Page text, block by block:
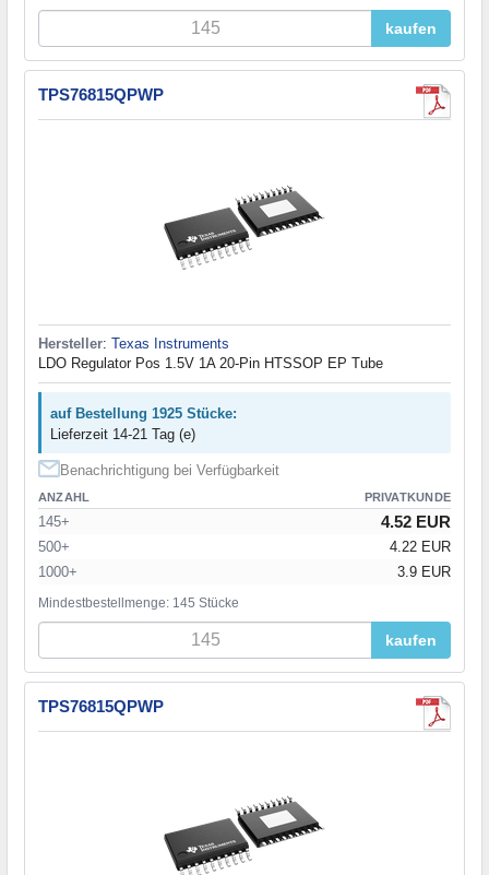
kaufen
TPS76815QPWP
Hersteller: Texas Instruments
LDO Regulator Pos 1.5V 1A 20-Pin HTSSOP EP Tube
auf Bestellung 1925 Stücke:
Lieferzeit 14-21 Tag (e)
Benachrichtigung bei Verfügbarkeit
ANZAHL PRIVATKUNDE
145+ 4.52 EUR
500+
4.22 EUR
1000+
3.9 EUR
Mindestbestellmenge: 145 Stücke
kaufen
TPS76815QPWP